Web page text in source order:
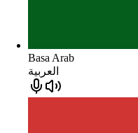
Basa Arab
العربية